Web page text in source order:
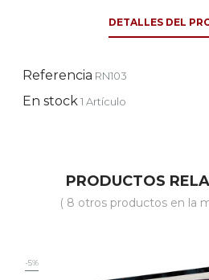
DETALLES DEL
Referencia RN103
En stock1 Artículo
PRODUCTOS
( 8 otros productos en la
-5%